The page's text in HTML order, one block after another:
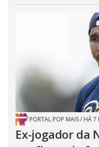
PORTAL POP MAIS/ HÁ 7
Ex-jogador da